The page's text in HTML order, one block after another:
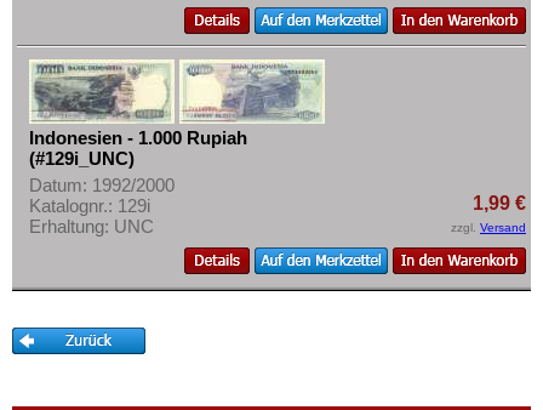
Indonesien - 1.000 Rupiah
(#129i_UNC)
Datum: 1992/2000
Katalognr.: 129i
Erhaltung: UNC
1,99 €
zzgl. Versand